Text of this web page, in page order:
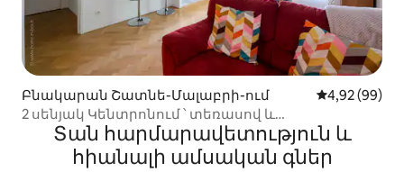
Բնակարան Շատնե-Մալաբրի-ում Միջին
4,92 (99)
2 սենյակ Կենտրոնում ՝ տեռասով և
կայանատեղիով
Տան հարմարավետություն և
հիանալի ամսական գներ